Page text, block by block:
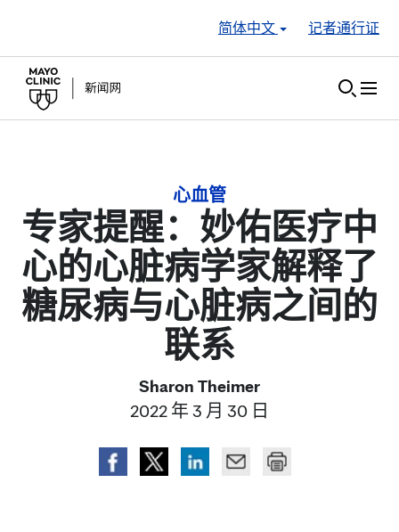
简体中文
记者通行证
心血管
专家提醒：妙佑医疗中
心的心脏病学家解释了
糖尿病与心脏病之间的
联系
Sharon Theimer
2022 年 3 月 30 日